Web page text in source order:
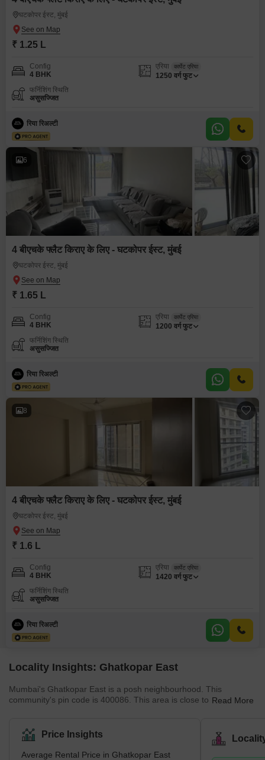
घटकोपर ईस्ट, मुंबई
₹ 1.25 L
Config
4 BHK
एरिया कार्पेट एरिया
1250 वर्ग फुट
फर्निशिंग स्थिति
असुसज्जित
रिया रिअल्टी
6
4 बीएचके फ्लैट किराए के लिए - घटकोपर ईस्ट, मुंबई
घटकोपर ईस्ट, मुंबई
₹ 1.65 L
Config
4 BHK
एरिया कार्पेट एरिया
1200 वर्ग फुट
फर्निशिंग स्थिति
असुसज्जित
रिया रिअल्टी
8
4 बीएचके फ्लैट किराए के लिए - घटकोपर ईस्ट, मुंबई
घटकोपर ईस्ट, मुंबई
₹ 1.6 L
Config
4 BHK
एरिया कार्पेट एरिया
1420 वर्ग फुट
फर्निशिंग स्थिति
असुसज्जित
रिया रिअल्टी
Locality Insights: Ghatkopar East
Mumbai's Ghatkopar East is a posh neighbourhood. This
community's pin code is 400086. This area is close to Chirag
significant residential area in eastern Mumbai. What's Great
about Ghatkopar East, Mumbai The Ghatkopar Metro Station on
the Blue Line I serves the area (Versova-Andheri-Ghatkopar).
Read More
Price Insights
Average Rental Price in Ghatkopar East